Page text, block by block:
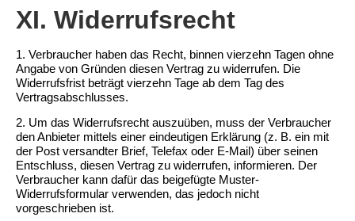
XI. Widerrufsrecht
1. Verbraucher haben das Recht, binnen vierzehn Tagen ohne
Angabe von Gründen diesen Vertrag zu widerrufen. Die
Widerrufsfrist beträgt vierzehn Tage ab dem Tag des
Vertragsabschlusses.
2. Um das Widerrufsrecht auszuüben, muss der Verbraucher
den Anbieter mittels einer eindeutigen Erklärung (z. B. ein mit
der Post versandter Brief, Telefax oder E-Mail) über seinen
Entschluss, diesen Vertrag zu widerrufen, informieren. Der
Verbraucher kann dafür das beigefügte Muster-
Widerrufsformular verwenden, das jedoch nicht
vorgeschrieben ist.